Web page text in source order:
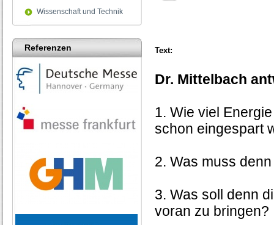
Wissenschaft und Technik
Referenzen Text:
Dr. Mittelbach
1. Wie viel
schon eingespart
2. Was muss
3. Was soll denn
voran zu bringen?